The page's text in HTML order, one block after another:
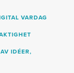
VARDAG
IDÉER,